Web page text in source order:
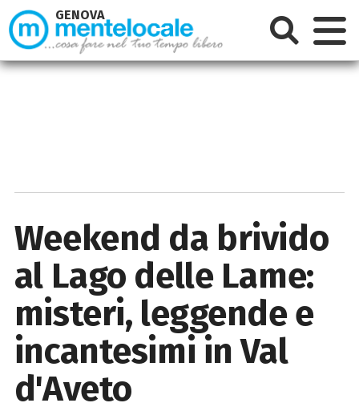
Weekend da brivido
al Lago delle Lame:
misteri, leggende e
incantesimi in Val
d'Aveto
GENOVA